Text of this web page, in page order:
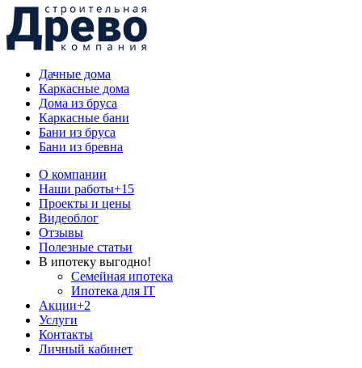
Дачные дома
Каркасные дома
Дома из бруса
Каркасные бани
Бани из бруса
Бани из бревна
О компании
Наши работы+15
Проекты и цены
Видеоблог
Отзывы
Полезные статьи
В ипотеку выгодно!
Семейная ипотека
Ипотека для IT
Акции+2
Услуги
Контакты
Личный кабинет